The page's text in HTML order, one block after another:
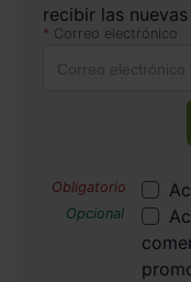
recibir las
Correo electrónico